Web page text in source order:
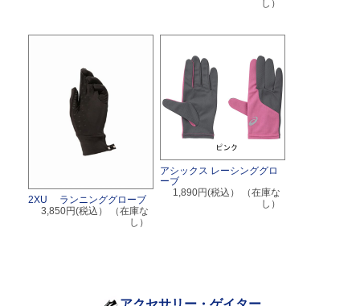
し）
2XU ランニンググローブ
3,850円(税込）
（在庫な
し）
アシックス レーシンググロ
ーブ
1,890円(税込）
（在庫な
し）